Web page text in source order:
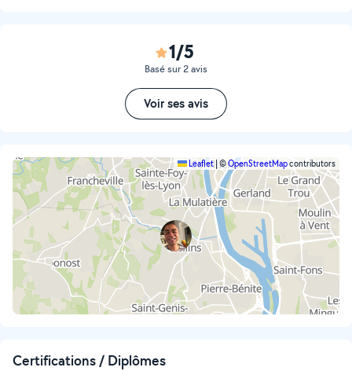
1/5
Basé sur 2 avis
Voir ses avis
Leaflet |©OpenStreetMapcontributors
Certifications / Diplômes